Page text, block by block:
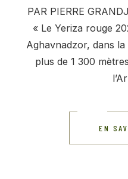
PAR PIERRE
« Le Yeriza rouge
Aghavnadzor, dans
plus de 1 300
EN